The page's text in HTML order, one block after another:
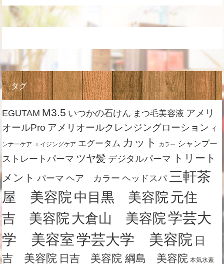
タグ
EGUTAM M3.5 いつかの石けん まつ毛美容液 アメリ
オールPro アメリオールクレンジングローション イ
ンナーケア エイジングケア エグータム カット カラー シャンプー
ストレートパーマ ツヤ髪 デジタルパーマ トリート
メント パーマ ヘア カラー ヘッドスパ 三軒茶
屋 美容院中目黒 美容院元住
吉 美容院大倉山 美容院学芸大
学 美容室 学芸大学 美容院 日
吉 美容院 日吉 美容院 綱島 美容院 本気水素